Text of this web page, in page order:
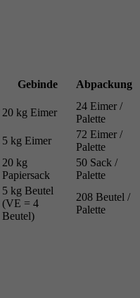
Gebinde
Abpackung
20 kg Eimer
24 Eimer /
Palette
5 kg Eimer
72 Eimer /
Palette
20 kg
Papiersack
50 Sack /
Palette
5 kg Beutel
(VE = 4
Beutel)
208 Beutel /
Palette